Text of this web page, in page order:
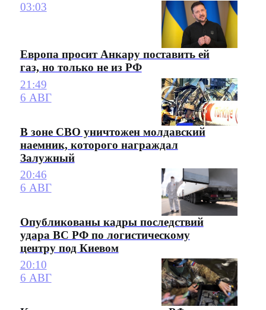
03:03
Европа просит Анкару поставить ей
газ, но только не из РФ
21:49
6 АВГ
В зоне СВО уничтожен молдавский
наемник, которого награждал
Залужный
20:46
6 АВГ
Опубликованы кадры последствий
удара ВС РФ по логистическому
центру под Киевом
20:10
6 АВГ